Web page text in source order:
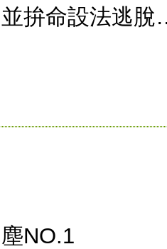
並拚命設法逃
塵NO.1